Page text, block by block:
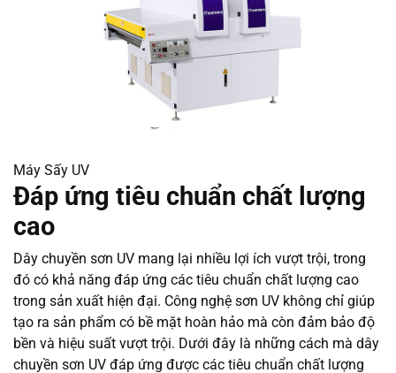
Máy Sấy UV
Đáp ứng tiêu chuẩn chất lượng
cao
Dây chuyền sơn UV mang lại nhiều lợi ích vượt trội, trong
đó có khả năng đáp ứng các tiêu chuẩn chất lượng cao
trong sản xuất hiện đại. Công nghệ sơn UV không chỉ giúp
tạo ra sản phẩm có bề mặt hoàn hảo mà còn đảm bảo độ
bền và hiệu suất vượt trội. Dưới đây là những cách mà dây
chuyền sơn UV đáp ứng được các tiêu chuẩn chất lượng